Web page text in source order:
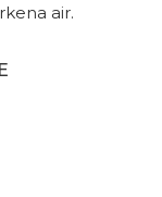
air.